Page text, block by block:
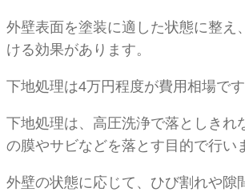
外壁表面を塗装に適した状態に整え
ける効果があります。
下地処理は4万円程度が費用相場です
下地処理は、高圧洗浄で落としきれ
の膜やサビなどを落とす目的で行い
外壁の状態に応じて、ひび割れや隙